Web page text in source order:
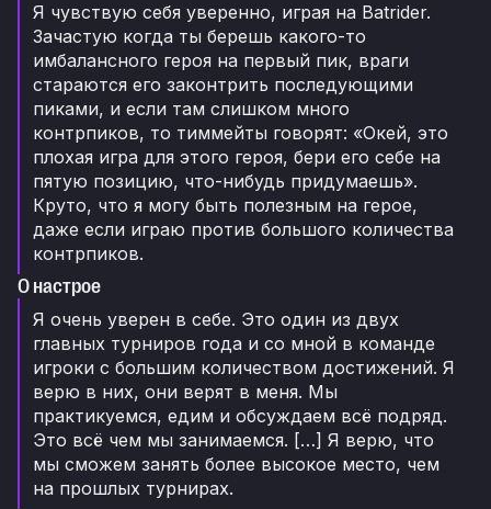
Я чувствую себя уверенно, играя на Batrider.
Зачастую когда ты берешь какого-то
имбалансного героя на первый пик, враги
стараются его законтрить последующими
пиками, и если там слишком много
контрпиков, то тиммейты говорят: «Окей, это
плохая игра для этого героя, бери его себе на
пятую позицию, что-нибудь придумаешь».
Круто, что я могу быть полезным на герое,
даже если играю против большого количества
контрпиков.
О настрое
Я очень уверен в себе. Это один из двух
главных турниров года и со мной в команде
игроки с большим количеством достижений. Я
верю в них, они верят в меня. Мы
практикуемся, едим и обсуждаем всё подряд.
Это всё чем мы занимаемся. […] Я верю, что
мы сможем занять более высокое место, чем
на прошлых турнирах.